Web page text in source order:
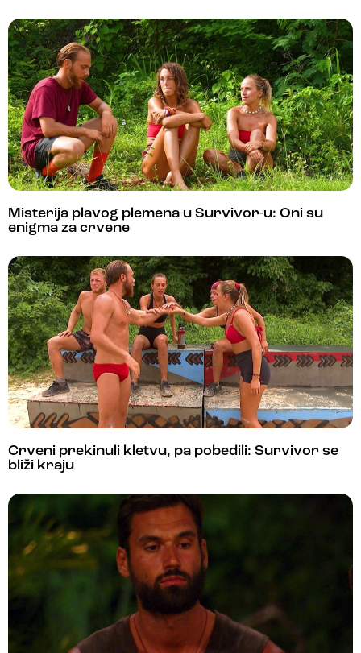
Misterija plavog plemena u Survivor-u: Oni su
enigma za crvene
Crveni prekinuli kletvu, pa pobedili: Survivor se
bliži kraju